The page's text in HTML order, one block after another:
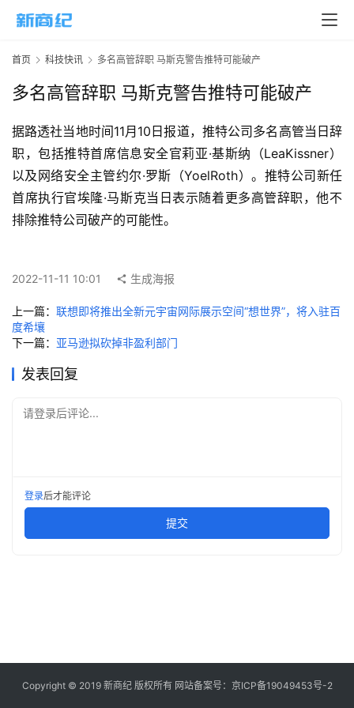
商
业
5
G
人
工
智
I
科
技
快
讯
数
栏
首页 科技快讯 多名高管辞职 马斯克警告推特可能破产
多名高管辞职 马斯克警告推特可能破产
据路透社当地时间11月10日报道，推特公司多名高管当日辞
职，包括推特首席信息安全官莉亚·基斯纳（LeaKissner）
以及网络安全主管约尔·罗斯（YoelRoth）。推特公司新任
首席执行官埃隆·马斯克当日表示随着更多高管辞职，他不
排除推特公司破产的可能性。
2022-11-11 10:01 生成海报
上一篇： 联想即将推出全新元宇宙网际展示空间“想世界”，将入驻百
度希壤
下一篇： 亚马逊拟砍掉非盈利部门
发表回复
请登录后评论...
登录后才能评论
提交
Copyright © 2019 新商纪版权所有 网站备案号： 京ICP备19049453号-2